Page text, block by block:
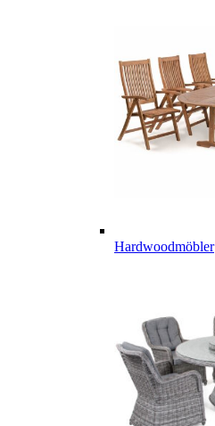
Hardwoodmöbler